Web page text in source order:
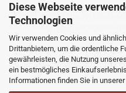
Diese Webseite
Technologien
Wir verwenden Cookies und
Drittanbietern, um die ordentliche
gewährleisten, die Nutzung
ein bestmögliches
Informationen finden Sie in unserer
Ab 01.01.2020
Alle in diesem Shop angegebenen
Versandkosten. Gemäß § 19 UStG
weisen diese folglich in
© 2016 - 2020 by FKS-Modellbau
Gerd Gehrmann